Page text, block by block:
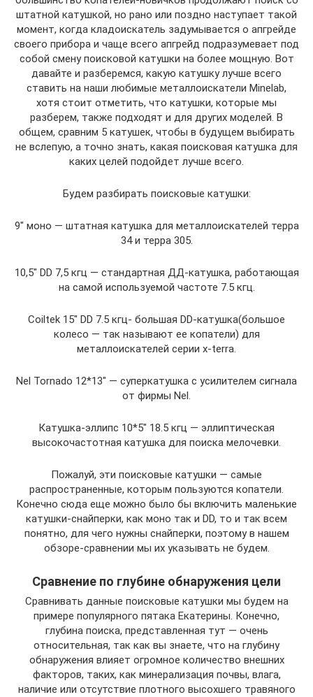
штатной катушкой, но рано или поздно наступает такой
момент, когда кладоискатель задумывается о апгрейде
своего прибора и чаще всего апгрейд подразумевает под
собой смену поисковой катушки на более мощную. Вот
давайте и разберемся, какую катушку лучше всего
ставить на наши любимые металлоискатели Minelab,
хотя стоит отметить, что катушки, которые мы
разберем, также подходят и для других моделей. В
общем, сравним 5 катушек, чтобы в будущем выбирать
не вслепую, а точно знать, какая поисковая катушка для
каких целей подойдет лучше всего.
Будем разбирать поисковые катушки:
9″ моно — штатная катушка для металлоискателей терра
34 и терра 305.
10,5″ DD 7,5 кгц — стандартная ДД-катушка, работающая
на самой используемой частоте 7.5 кгц.
Coiltek 15″ DD 7.5 кгц- большая DD-катушка(большое
колесо — так называют ее копатели) для
металлоискателей серии x-terra.
Nel Tornado 12*13″ — суперкатушка с усилителем сигнала
от фирмы Nel.
Катушка-эллипс 10*5″ 18.5 кгц — эллиптическая
высокочастотная катушка для поиска мелочевки.
Пожалуй, эти поисковые катушки — самые
распространенные, которым пользуются копатели.
Конечно сюда еще можно было бы включить маленькие
катушки-снайперки, как моно так и DD, то и так всем
понятно, для чего нужны снайперки, поэтому в нашем
обзоре-сравнении мы их указывать не будем.
Сравнение по глубине обнаружения цели
Сравнивать данные поисковые катушки мы будем на
примере популярного пятака Екатерины. Конечно,
глубина поиска, представленная тут — очень
относительная, так как вы знаете, что на глубину
обнаружения влияет огромное количество внешних
факторов, таких, как минерализация почвы, влага,
наличие или отсутствие плотного высохшего травяного